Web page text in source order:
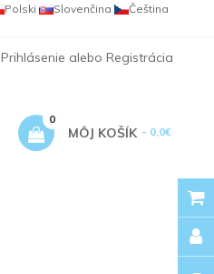
Čeština
Slovenčina
Polski
Prihlásenie alebo Registrácia
MÔJ KOŠÍK
0
- 0,0€